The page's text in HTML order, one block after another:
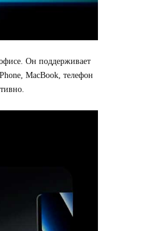
Он поддерживает
MacBook, телефон